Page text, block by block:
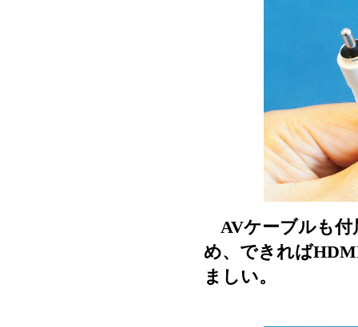
AVケーブルも付
め、できれば
ましい。